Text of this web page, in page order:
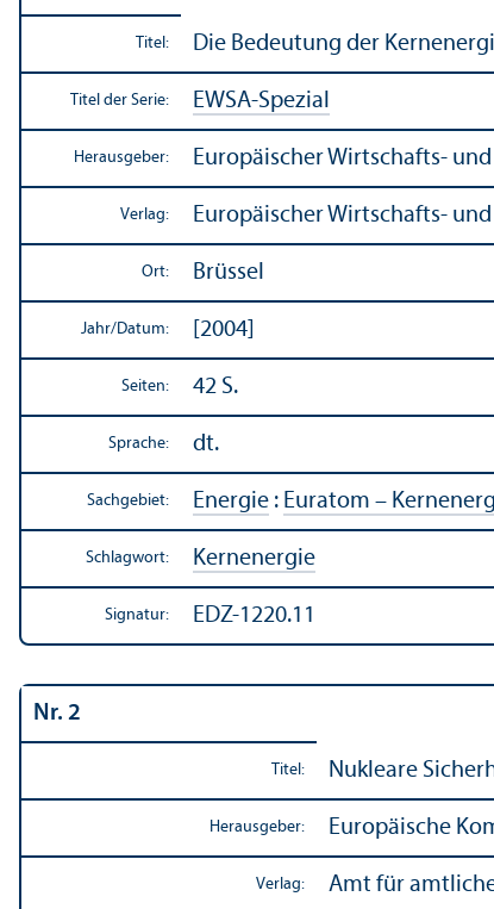
Titel: Die Bedeutung der
Titel der Serie: EWSA-Spezial
Herausgeber: Europäischer Wirtschafts-
Verlag: Europäischer Wirtschafts-
Ort: Brüssel
Jahr/Datum: [2004]
Seiten: 42 S.
Sprache: dt.
Sachgebiet: Energie : Euratom –
Schlagwort: Kernenergie
Signatur: EDZ-1220.11
Nr. 2
Titel: Nukleare
Herausgeber: Europäische
Verlag: Amt für